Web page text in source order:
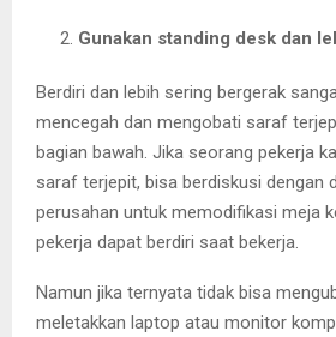
Gunakan standing desk dan
Berdiri dan lebih sering bergerak
mencegah dan mengobati saraf
bagian bawah. Jika seorang pekerja
saraf terjepit, bisa berdiskusi dengan
perusahan untuk memodifikasi meja
pekerja dapat berdiri saat bekerja.
Namun jika ternyata tidak bisa
meletakkan laptop atau monitor